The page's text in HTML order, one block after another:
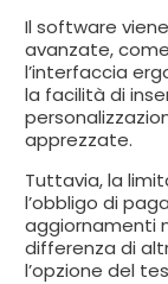
Il software
avanzate,
l’interfaccia
la facilità di
apprezzate.
Tuttavia, la
l’obbligo di
aggiornamenti
differenza di
l’opzione del